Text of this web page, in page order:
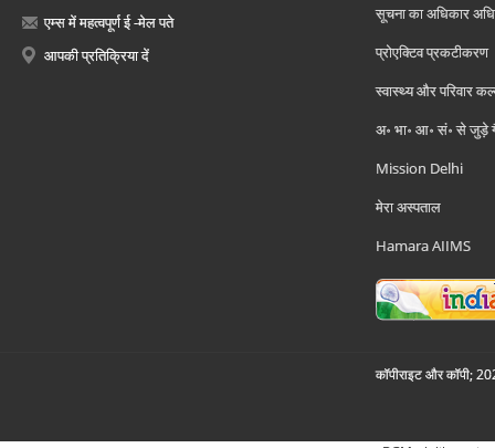
एम्स में महत्वपूर्ण ई -मेल पते
आपकी प्रतिक्रिया दें
सूचना का अधिकार
प्रोएक्टिव प्रकटीकरण
स्वास्थ्य और परिवार
अ॰ भा॰ आ॰ सं॰ से जुड़े
Mission Delhi
मेरा अस्पताल
Hamara AIIMS
कॉपीराइट और कॉपी;